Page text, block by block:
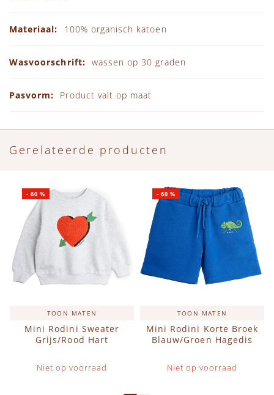
100% organisch katoen
wassen op 30 graden
Product valt op maat
Gerelateerde producten
TOON MATEN
Mini Rodini Sweater
Grijs/Rood Hart
Niet op voorraad
-60 %
TOON MATEN
Mini Rodini Korte Broek
Blauw/Groen Hagedis
Niet op voorraad
-60 %